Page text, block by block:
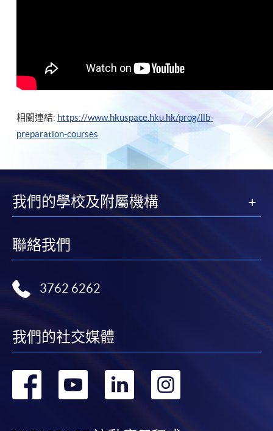
相關連結: https://www.hkuspace.hku.hk/prog/llb-
preparation-courses
我們的學校及附屬機構
聯絡我們
3762 6262
我們的社交媒體
轉
轉
轉